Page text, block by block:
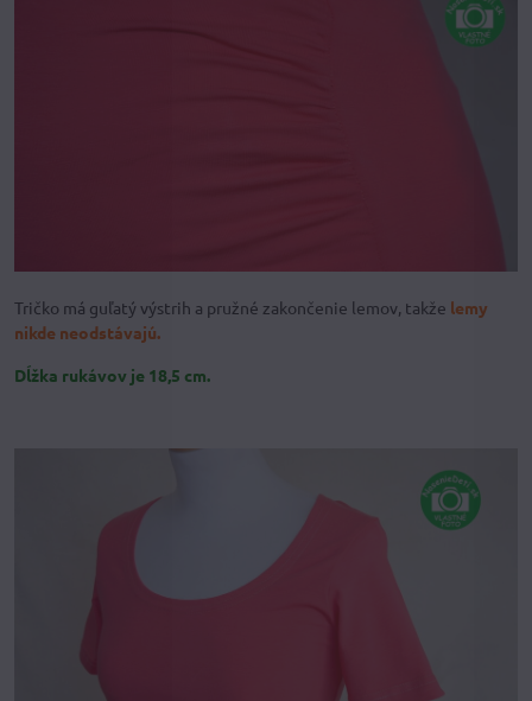
Tričko má guľatý výstrih a pružné zakončenie lemov, takže lemy
nikde neodstávajú.
Dĺžka rukávov je 18,5 cm.